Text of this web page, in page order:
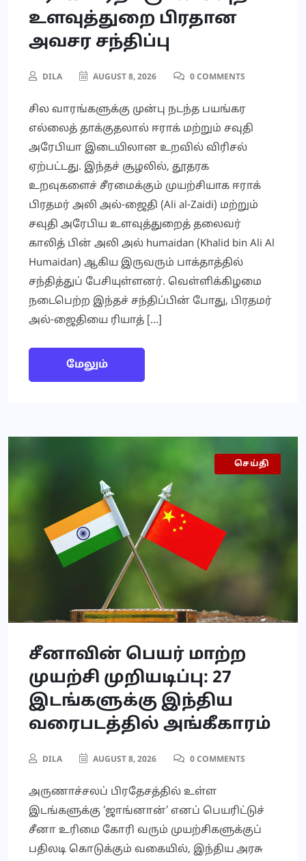
உளவுத்துறை பிரதான
அவசர சந்திப்பு
DILA AUGUST 8, 2026 0 COMMENTS
சில வாரங்களுக்கு முன்பு நடந்த பயங்கர
எல்லைத் தாக்குதலால் ஈராக் மற்றும் சவுதி
அரேபியா இடையிலான உறவில் விரிசல்
ஏற்பட்டது. இந்தச் சூழலில், தூதரக
உறவுகளைச் சீரமைக்கும் முயற்சியாக ஈராக்
பிரதமர் அலி அல்-ஜைதி (Ali al-Zaidi) மற்றும்
சவுதி அரேபிய உளவுத்துறைத் தலைவர்
காலித் பின் அலி அல் humaidan (Khalid bin Ali Al
Humaidan) ஆகிய இருவரும் பாக்தாத்தில்
சந்தித்துப் பேசியுள்ளனர். வெள்ளிக்கிழமை
நடைபெற்ற இந்தச் சந்திப்பின் போது, பிரதமர்
அல்-ஜைதியை ரியாத் […]
மேலும்
இந்தியா
செய்தி
சீனாவின் பெயர் மாற்ற
முயற்சி முறியடிப்பு: 27
இடங்களுக்கு இந்திய
வரைபடத்தில் அங்கீகாரம்
DILA AUGUST 8, 2026 0 COMMENTS
அருணாச்சலப் பிரதேசத்தில் உள்ள
இடங்களுக்கு ‘ஜாங்னான்’ எனப் பெயரிட்டுச்
சீனா உரிமை கோரி வரும் முயற்சிகளுக்குப்
பதிலடி கொடுக்கும் வகையில், இந்திய அரசு